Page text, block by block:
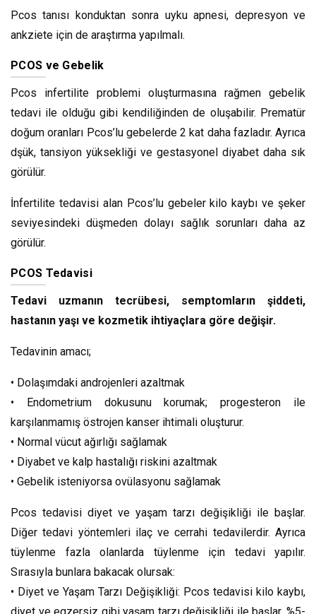
Pcos tanısı konduktan sonra uyku apnesi, depresyon ve
ankziete için de araştırma yapılmalı.
PCOS ve Gebelik
Pcos infertilite problemi oluşturmasına rağmen gebelik
tedavi ile olduğu gibi kendiliğinden de oluşabilir. Prematür
doğum oranları Pcos’lu gebelerde 2 kat daha fazladır. Ayrıca
dşük, tansiyon yüksekliği ve gestasyonel diyabet daha sık
görülür.
İnfertilite tedavisi alan Pcos’lu gebeler kilo kaybı ve şeker
seviyesindeki düşmeden dolayı sağlık sorunları daha az
görülür.
PCOS Tedavisi
Tedavi uzmanın tecrübesi, semptomların şiddeti,
hastanın yaşı ve kozmetik ihtiyaçlara göre değişir.
Tedavinin amacı;
• Dolaşımdaki androjenleri azaltmak
• Endometrium dokusunu korumak; progesteron ile
karşılanmamış östrojen kanser ihtimali oluşturur.
• Normal vücut ağırlığı sağlamak
• Diyabet ve kalp hastalığı riskini azaltmak
• Gebelik isteniyorsa ovülasyonu sağlamak
Pcos tedavisi diyet ve yaşam tarzı değişikliği ile başlar.
Diğer tedavi yöntemleri ilaç ve cerrahi tedavilerdir. Ayrıca
tüylenme fazla olanlarda tüylenme için tedavi yapılır.
Sırasıyla bunlara bakacak olursak:
• Diyet ve Yaşam Tarzı Değişikliği: Pcos tedavisi kilo kaybı,